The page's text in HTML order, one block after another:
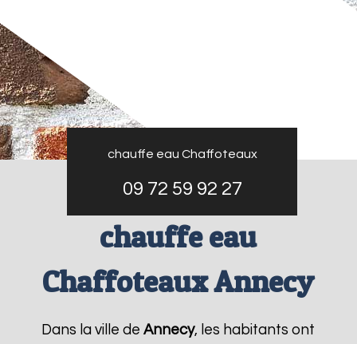
chauffe eau Chaffoteaux
09 72 59 92 27
chauffe eau
Chaffoteaux Annecy
Dans la ville deAnnecy, les habitants ont